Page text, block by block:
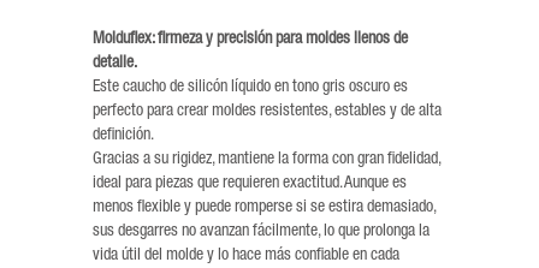
Molduflex: firmeza y precisión para moldes llenos de
detalle.
Este caucho de silicón líquido en tono gris oscuro es
perfecto para crear moldes resistentes, estables y de alta
definición.
Gracias a su rigidez, mantiene la forma con gran fidelidad,
ideal para piezas que requieren exactitud. Aunque es
menos flexible y puede romperse si se estira demasiado,
sus desgarres no avanzan fácilmente, lo que prolonga la
vida útil del molde y lo hace más confiable en cada